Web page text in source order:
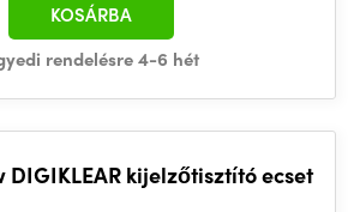
rendelésre 4-6 hét
KOSÁRBA
DIGIKLEAR kijelzőtisztító ecset